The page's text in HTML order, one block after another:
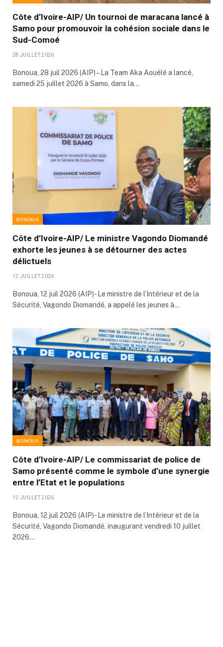
Côte d’Ivoire-AIP/ Un tournoi de maracana lancé à
Samo pour promouvoir la cohésion sociale dans le
Sud-Comoé
28 JUILLET 2026
Bonoua, 28 juil 2026 (AIP) – La Team Aka Aouélé a lancé,
samedi 25 juillet 2026 à Samo, dans la…
BONOUA
Côte d’Ivoire-AIP/ Le ministre Vagondo Diomandé
exhorte les jeunes à se détourner des actes
délictuels
12 JUILLET 2026
Bonoua, 12 juil 2026 (AIP)- Le ministre de l’Intérieur et de la
Sécurité, Vagondo Diomandé, a appelé les jeunes à…
BONOUA
Côte d’Ivoire-AIP/ Le commissariat de police de
Samo présenté comme le symbole d’une synergie
entre l’Etat et le populations
12 JUILLET 2026
Bonoua, 12 juil 2026 (AIP)- Le ministre de l’Intérieur et de la
Sécurité, Vagondo Diomandé, inaugurant vendredi 10 juillet
2026…